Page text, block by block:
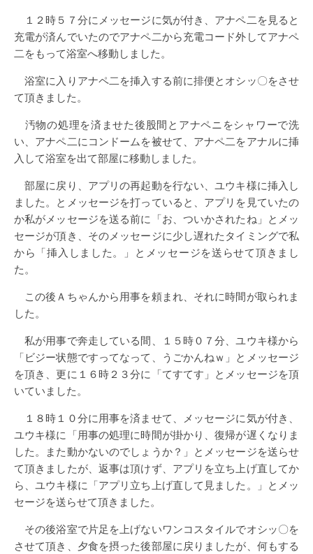
１２時５７分にメッセージに気が付き、アナペ二を見ると
充電が済んでいたのでアナペ二から充電コード外してアナペ
二をもって浴室へ移動しました。
浴室に入りアナペ二を挿入する前に排便とオシッ〇をさせ
て頂きました。
汚物の処理を済ませた後股間とアナペニをシャワーで洗
い、アナペ二にコンドームを被せて、アナペ二をアナルに挿
入して浴室を出て部屋に移動しました。
部屋に戻り、アプリの再起動を行ない、ユウキ様に挿入し
ました。とメッセージを打っていると、アプリを見ていたの
か私がメッセージを送る前に「お、ついかされたね」とメッ
セージが頂き、そのメッセージに少し遅れたタイミングで私
から「挿入しました。」とメッセージを送らせて頂きまし
た。
この後Ａちゃんから用事を頼まれ、それに時間が取られま
した。
私が用事で奔走している間、１５時０７分、ユウキ様から
「ビジー状態ですってなって、うごかんねｗ」とメッセージ
を頂き、更に１６時２３分に「てすてす」とメッセージを頂
いていました。
１８時１０分に用事を済ませて、メッセージに気が付き、
ユウキ様に「用事の処理に時間が掛かり、復帰が遅くなりま
した。また動かないのでしょうか？」とメッセージを送らせ
て頂きましたが、返事は頂けず、アプリを立ち上げ直してか
ら、ユウキ様に「アプリ立ち上げ直して見ました。」とメッ
セージを送らせて頂きました。
その後浴室で片足を上げないワンコスタイルでオシッ〇を
させて頂き、夕食を摂った後部屋に戻りましたが、何もする